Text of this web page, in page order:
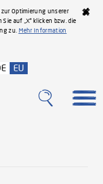
Optimierung unserer
auf „X“ klicken bzw. die
zu. Mehr Information
EU